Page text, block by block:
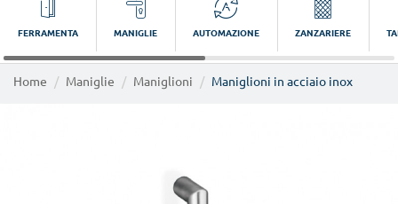
FERRAMENTA MANIGLIE AUTOMAZIONE ZANZARIERE
Home Maniglie Maniglioni Maniglioni in acciaio inox